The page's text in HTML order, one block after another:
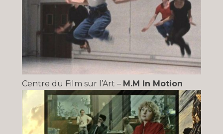
Centre du Film sur l’Art – M.M In Motion